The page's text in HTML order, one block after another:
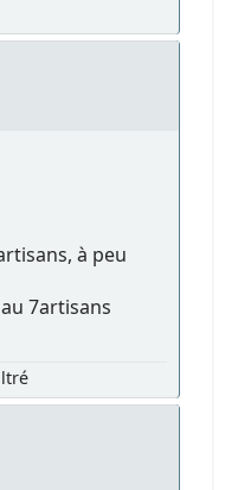
à peu
7artisans